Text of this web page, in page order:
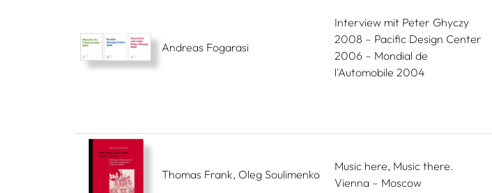
Andreas Fogarasi
Interview mit Peter Ghyczy
2008 – Pacific Design Center
2006 – Mondial de
l'Automobile 2004
Thomas Frank, Oleg Soulimenko
Music here, Music there.
Vienna – Moscow